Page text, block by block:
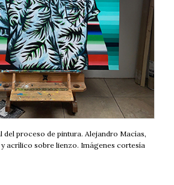
del proceso de pintura. Alejandro Macías,
y acrílico sobre lienzo. Imágenes cortesía